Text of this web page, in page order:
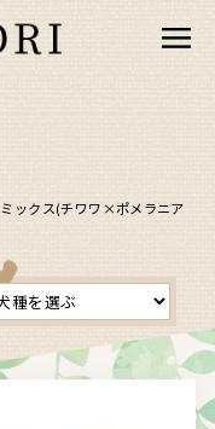
ミックス(チワワ×ポメラニア